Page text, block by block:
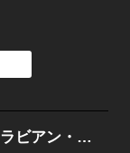
オアシスの熱い夜【アラビアン・ロマンス：バハニア王国編 II】